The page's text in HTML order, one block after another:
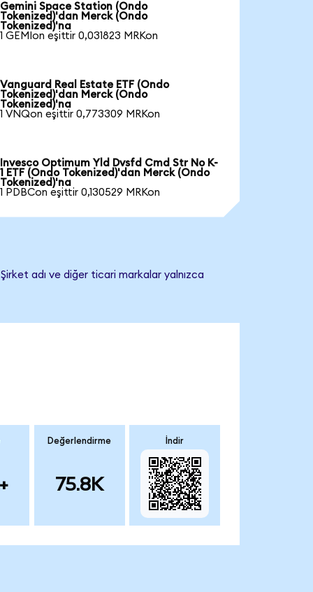
Gemini Space Station (Ondo
Tokenized)'dan Merck (Ondo
Tokenized)'na
1 GEMIon eşittir 0,031823 MRKon
Vanguard Real Estate ETF (Ondo
Tokenized)'dan Merck (Ondo
Tokenized)'na
1 VNQon eşittir 0,773309 MRKon
Invesco Optimum Yld Dvsfd Cmd Str No K-
1 ETF (Ondo Tokenized)'dan Merck (Ondo
Tokenized)'na
1 PDBCon eşittir 0,130529 MRKon
adı ve diğer ticari markalar yalnızca
Değerlendirme
75.8K
İndir